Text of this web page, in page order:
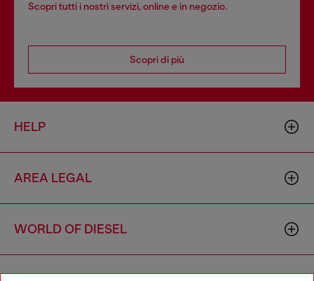
Scopri tutti i nostri servizi, online e in negozio.
Scopri di più
HELP
AREA LEGAL
WORLD OF DIESEL